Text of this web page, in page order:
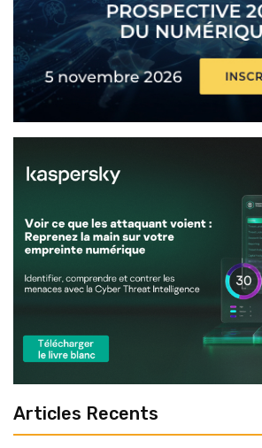
Articles Recents